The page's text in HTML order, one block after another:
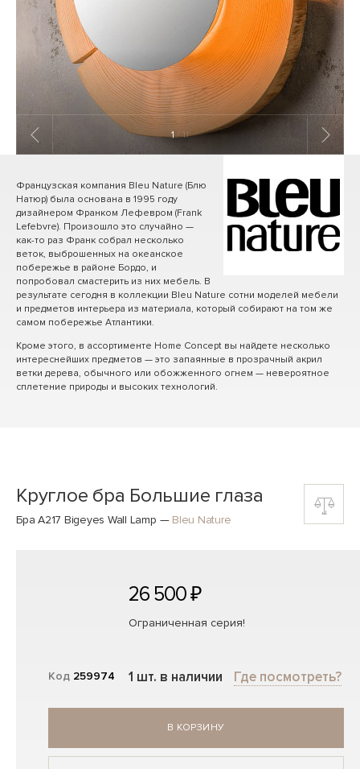
1/ 11
Французская компания Bleu Nature (Блю
Натюр) была основана в 1995 году
дизайнером Франком Лефевром (Frank
Lefebvre). Произошло это случайно —
как-то раз Франк собрал несколько
веток, выброшенных на океанское
побережье в районе Бордо, и
попробовал смастерить из них мебель. В
результате сегодня в коллекции Bleu Nature сотни моделей мебели
и предметов интерьера из материала, который собирают на том же
самом побережье Атлантики.
Кроме этого, в ассортименте Home Concept вы найдете несколько
интереснейших предметов — это запаянные в прозрачный акрил
ветки дерева, обычного или обожженного огнем — невероятное
сплетение природы и высоких технологий.
Круглое бра Большие глаза
Бра A217 Bigeyes Wall Lamp — Bleu Nature
Код 259974
26 500 ₽
Ограниченная серия!
1 шт. в наличии Где посмотреть?
В КОРЗИНУ